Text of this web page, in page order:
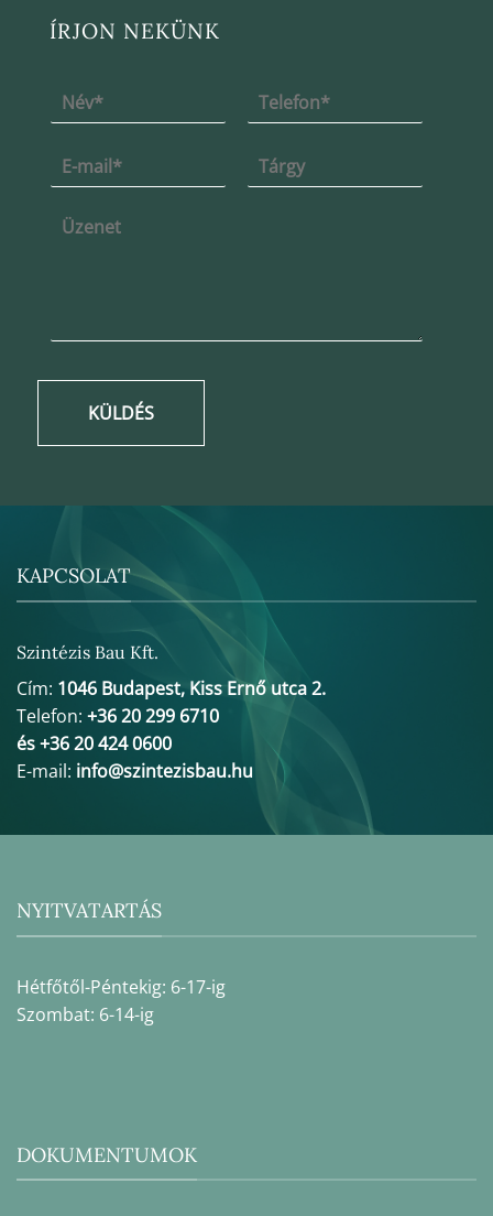
ÍRJON NEKÜNK
KÜLDÉS
KAPCSOLAT
Szintézis Bau Kft.
Cím: 1046 Budapest, Kiss Ernő utca 2.
Telefon: +36 20 299 6710
és +36 20 424 0600
E-mail: info@szintezisbau.hu
NYITVATARTÁS
Hétfőtől-Péntekig: 6-17-ig
Szombat: 6-14-ig
DOKUMENTUMOK